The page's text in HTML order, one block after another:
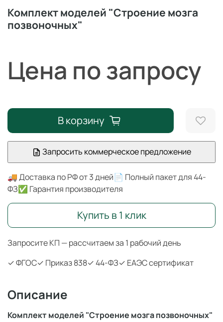
Комплект моделей "Строение мозга
позвоночных"
Цена по запросу
Запросите КП — рассчитаем за 1 рабочий день
✓ ФГОС✓ Приказ 838✓ 44-ФЗ✓ ЕАЭС сертификат
В корзину
Запросить коммерческое предложение
🚚 Доставка по РФ от 3 дней📄 Полный пакет для 44-
ФЗ✅ Гарантия производителя
Купить в 1 клик
Описание
Комплект моделей "Строение мозга позвоночных"